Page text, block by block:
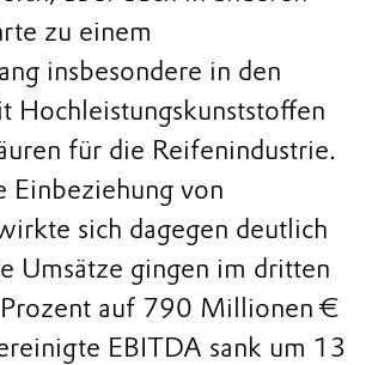
zu einem
insbesondere in den
Hochleistungskunststoffen
für die Reifenindustrie.
Einbeziehung von
sich dagegen deutlich
Umsätze gingen im dritten
auf 790 Millionen €
EBITDA sank um 13